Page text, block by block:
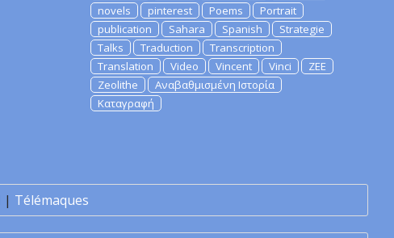
novels
pinterest Poems
Portrait
publication
Sahara Spanish
Strategie
Talks
Traduction
Transcription
Translation
Video Vincent Vinci
ZEE
Zeolithe
Αναβαθμισμένη Ιστορία
Καταγραφή
| Télémaques